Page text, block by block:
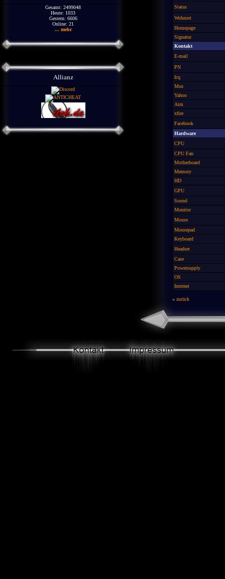
Gesamt: 2499048
Heute: 1033
Gestern: 6606
Online: 21
... mehr
Allianz
Status
Wohnort
Homepage
Signatur
Kontakt
E-mail
PN
Icq
Msn
Yahoo
Aim
xfire
Facebook
Hardware
CPU
CPU Fan
Motherboard
Memory
HD
GPU
Sound
Monitor
Mouse
Mousepad
Keyboard
Headset
Case
Powersupply
OS
Internet
« zurück